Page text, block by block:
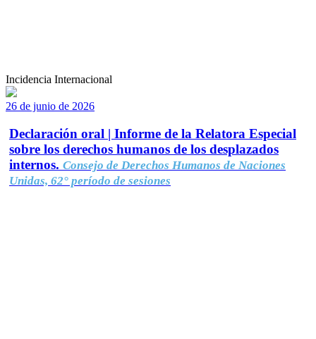
Incidencia Internacional
26 de junio de 2026
Declaración oral | Informe de la Relatora Especial
sobre los derechos humanos de los desplazados
internos. Consejo de Derechos Humanos de Naciones
Unidas, 62° período de sesiones